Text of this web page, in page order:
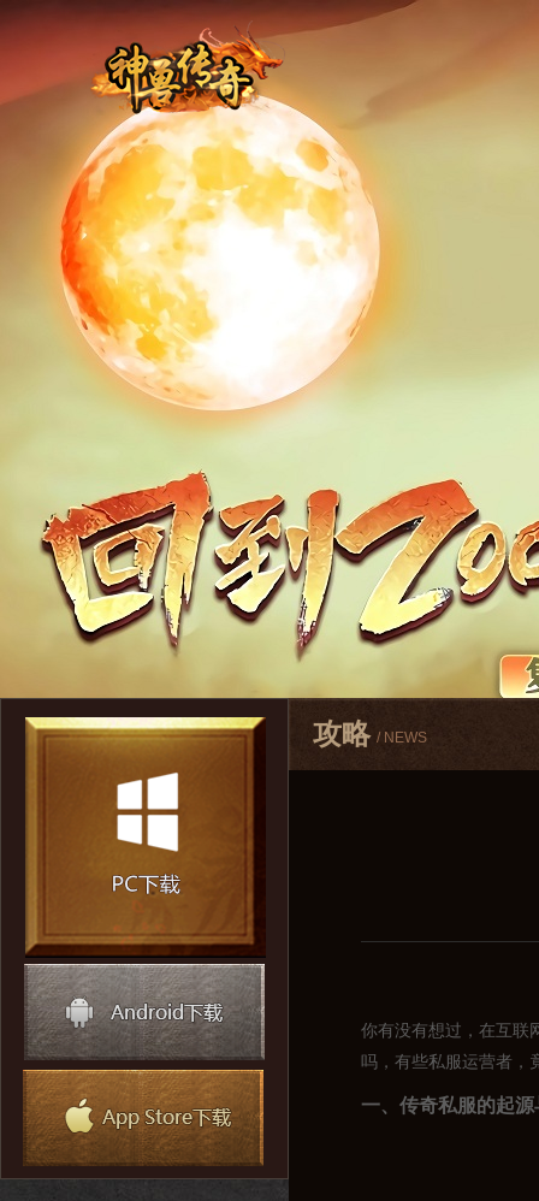
攻略 / NEWS
你有没有想过，在互联
吗，有些私服运营者，
一、传奇私服的起源